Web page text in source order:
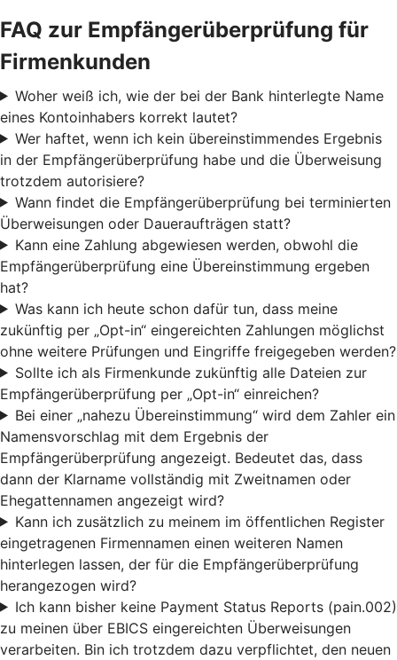
FAQ zur Empfängerüberprüfung für
Firmenkunden
Woher weiß ich, wie der bei der Bank hinterlegte Name
eines Kontoinhabers korrekt lautet?
Wer haftet, wenn ich kein übereinstimmendes Ergebnis
in der Empfängerüberprüfung habe und die Überweisung
trotzdem autorisiere?
Wann findet die Empfängerüberprüfung bei terminierten
Überweisungen oder Daueraufträgen statt?
Kann eine Zahlung abgewiesen werden, obwohl die
Empfängerüberprüfung eine Übereinstimmung ergeben
hat?
Was kann ich heute schon dafür tun, dass meine
zukünftig per „Opt-in“ eingereichten Zahlungen möglichst
ohne weitere Prüfungen und Eingriffe freigegeben werden?
Sollte ich als Firmenkunde zukünftig alle Dateien zur
Empfängerüberprüfung per „Opt-in“ einreichen?
Bei einer „nahezu Übereinstimmung“ wird dem Zahler ein
Namensvorschlag mit dem Ergebnis der
Empfängerüberprüfung angezeigt. Bedeutet das, dass
dann der Klarname vollständig mit Zweitnamen oder
Ehegattennamen angezeigt wird?
Kann ich zusätzlich zu meinem im öffentlichen Register
eingetragenen Firmennamen einen weiteren Namen
hinterlegen lassen, der für die Empfängerüberprüfung
herangezogen wird?
Ich kann bisher keine Payment Status Reports (pain.002)
zu meinen über EBICS eingereichten Überweisungen
verarbeiten. Bin ich trotzdem dazu verpflichtet, den neuen